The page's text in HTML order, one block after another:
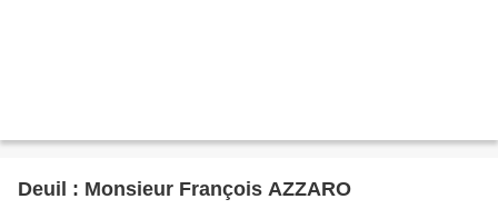
Deuil : Monsieur François AZZARO